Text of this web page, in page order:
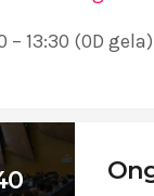
13:30 (0D